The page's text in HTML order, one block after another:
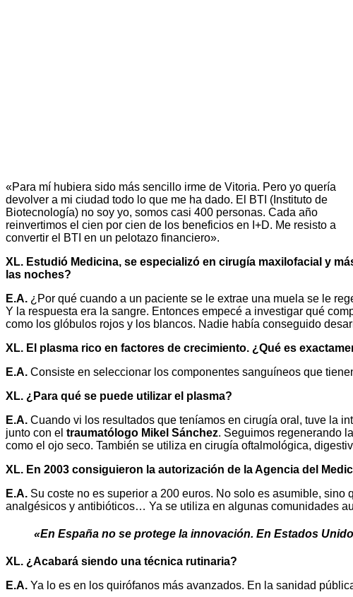
«Para mí hubiera sido más sencillo irme de Vitoria. Pero yo quería
devolver a mi ciudad todo lo que me ha dado. El BTI (Instituto de
Biotecnología) no soy yo, somos casi 400 personas. Cada año
reinvertimos el cien por cien de los beneficios en I+D. Me resisto a
convertir el BTI en un pelotazo financiero».
XL. Estudió Medicina, se especializó en cirugía maxilofacial y
las noches?
E.A. ¿Por qué cuando a un paciente se le extrae una muela se le
Y la respuesta era la sangre. Entonces empecé a investigar qué
como los glóbulos rojos y los blancos. Nadie había conseguido
XL. El plasma rico en factores de crecimiento. ¿Qué es
E.A. Consiste en seleccionar los componentes sanguíneos que
XL. ¿Para qué se puede utilizar el plasma?
E.A. Cuando vi los resultados que teníamos en cirugía oral, tuve la
junto con el traumatólogo Mikel Sánchez. Seguimos regenerando
como el ojo seco. También se utiliza en cirugía oftalmológica,
XL. En 2003 consiguieron la autorización de la Agencia del
E.A. Su coste no es superior a 200 euros. No solo es asumible,
analgésicos y antibióticos… Ya se utiliza en algunas comunidades
«En España no se protege la innovación. En Estados
XL. ¿Acabará siendo una técnica rutinaria?
E.A. Ya lo es en los quirófanos más avanzados. En la sanidad